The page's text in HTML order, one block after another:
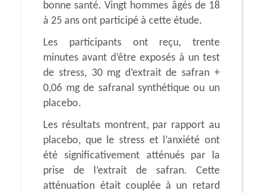
bonne santé. Vingt hommes âgés de 18
à 25 ans ont participé à cette étude.
Les participants ont reçu, trente
minutes avant d’être exposés à un test
de stress, 30 mg d’extrait de safran +
0,06 mg de safranal synthétique ou un
placebo.
Les résultats montrent, par rapport au
placebo, que le stress et l’anxiété ont
été significativement atténués par la
prise de l’extrait de safran. Cette
atténuation était couplée à un retard